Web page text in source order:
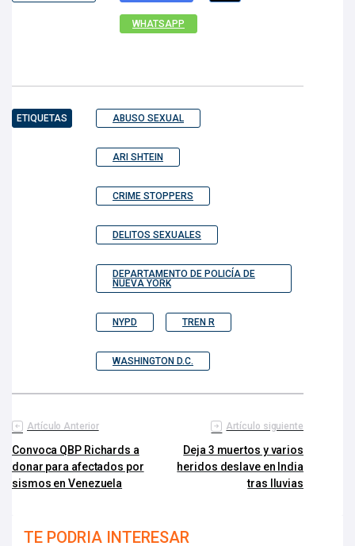
WHATSAPP
ETIQUETAS ABUSO SEXUAL
ARI SHTEIN
CRIME STOPPERS
DELITOS SEXUALES
DEPARTAMENTO DE POLICÍA DE
NUEVA YORK
NYPD TREN R
WASHINGTON D.C.
Artículo Anterior
Convoca QBP Richards a
donar para afectados por
sismos en Venezuela
Artículo siguiente
Deja 3 muertos y varios
heridos deslave en India
tras lluvias
TE PODRIA INTERESAR